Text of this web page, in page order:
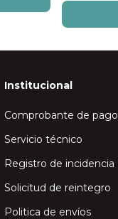
Institucional
Comprobante de pago
Servicio técnico
Registro de incidencia
Solicitud de reintegro
Politica de envíos